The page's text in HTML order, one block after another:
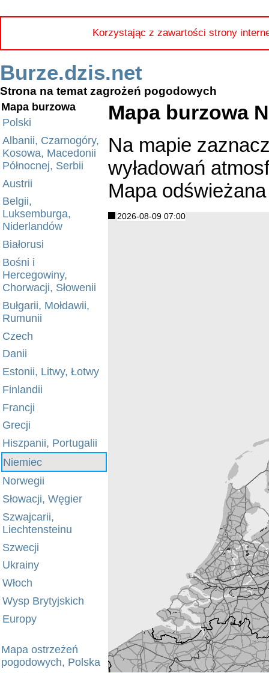
Korzystając z zawartości strony
Burze.dzis.net
Strona na temat zagrożeń pogodowych
Mapa burzowa
Polski
Albanii, Czarnogóry,
Kosowa, Macedonii
Północnej, Serbii
Austrii
Belgii,
Luksemburga,
Niderlandów
Białorusi
Bośni i
Hercegowiny,
Chorwacji, Słowenii
Bułgarii, Mołdawii,
Rumunii
Czech
Danii
Estonii, Litwy, Łotwy
Finlandii
Francji
Grecji
Hiszpanii, Portugalii
Niemiec
Norwegii
Słowacji, Węgier
Szwajcarii,
Liechtensteinu
Szwecji
Ukrainy
Włoch
Wysp Brytyjskich
Europy
Mapa ostrzeżeń
pogodowych, Polska
Mapa burzowa
Na mapie
wyładowań
Mapa
2026-08-09 07:00